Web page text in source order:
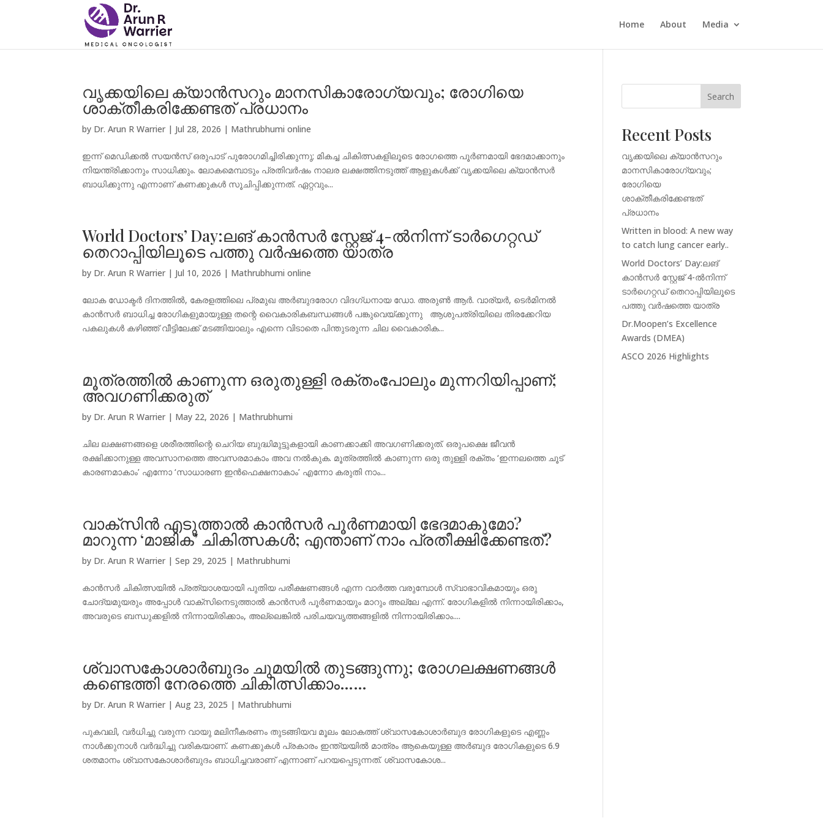
Home About Media
വൃക്കയിലെ ക്യാൻസറും മാനസികാരോഗ്യവും; രോഗിയെ
ശാക്തീകരിക്കേണ്ടത് പ്രധാനം
by Dr. Arun R Warrier | Jul 28, 2026 | Mathrubhumi online
ഇന്ന് മെഡിക്കല്‍ സയന്‍സ് ഒരുപാട് പുരോഗമിച്ചിരിക്കുന്നു; മികച്ച ചികിത്സകളിലൂടെ രോഗത്തെ പൂര്‍ണമായി ഭേദമാക്കാനും
നിയന്ത്രിക്കാനും സാധിക്കും. ലോകമെമ്പാടും പ്രതിവർഷം നാലര ലക്ഷത്തിനടുത്ത് ആളുകൾക്ക് വൃക്കയിലെ ക്യാൻസർ
ബാധിക്കുന്നു എന്നാണ് കണക്കുകൾ സൂചിപ്പിക്കുന്നത്. ഏറ്റവും...
World Doctors’ Day:ലങ് കാൻസർ സ്റ്റേജ് 4-ൽനിന്ന്‌ ടാർഗെറ്റഡ്
തെറാപ്പിയിലൂടെ പത്തു വർഷത്തെ യാത്ര
by Dr. Arun R Warrier | Jul 10, 2026 | Mathrubhumi online
ലോക ഡോക്ടർ ദിനത്തിൽ, കേരളത്തിലെ പ്രമുഖ അർബുദരോഗ വിദഗ്‌ധനായ ഡോ. അരുൺ ആർ. വാര്യർ, ടെർമിനൽ
കാൻസർ ബാധിച്ച രോഗികളുമായുള്ള തന്റെ വൈകാരികബന്ധങ്ങൾ പങ്കുവെയ്ക്കുന്നു ആശുപത്രിയിലെ തിരക്കേറിയ
പകലുകൾ കഴിഞ്ഞ് വീട്ടിലേക്ക് മടങ്ങിയാലും എന്നെ വിടാതെ പിന്തുടരുന്ന ചില വൈകാരിക...
മൂത്രത്തിൽ കാണുന്ന ഒരുതുള്ളി രക്തംപോലും മുന്നറിയിപ്പാണ്;
അവഗണിക്കരുത്
by Dr. Arun R Warrier | May 22, 2026 | Mathrubhumi
ചില ലക്ഷണങ്ങളെ ശരീരത്തിന്റെ ചെറിയ ബുദ്ധിമുട്ടുകളായി കാണക്കാക്കി അവഗണിക്കരുത്. ഒരുപക്ഷെ ജീവൻ
രക്ഷിക്കാനുള്ള അവസാനത്തെ അവസരമാകാം അവ നൽകുക. മൂത്രത്തിൽ കാണുന്ന ഒരു തുള്ളി രക്തം ‘ഇന്നലത്തെ ചൂട്
കാരണമാകാം’ എന്നോ ‘സാധാരണ ഇൻഫെക്ഷനാകാം’ എന്നോ കരുതി നാം...
വാക്സിൻ എടുത്താൽ കാൻസർ പൂർണമായി ഭേദമാകുമോ?
മാറുന്ന ‘മാജിക്’ ചികിത്സകൾ; എന്താണ് നാം പ്രതീക്ഷിക്കേണ്ടത്?
by Dr. Arun R Warrier |Sep 29, 2025 | Mathrubhumi
കാൻസർ ചികിത്സയിൽ പ്രത്യാശയായി പുതിയ പരീക്ഷണങ്ങൾ എന്ന വാർത്ത വരുമ്പോൾ സ്വാഭാവികമായും ഒരു
ചോദ്യമുയരും അപ്പോൾ വാക്‌സിനെടുത്താൽ കാൻസർ പൂർണമായും മാറും അല്ലേ എന്ന്. രോഗികളിൽ നിന്നായിരിക്കാം,
അവരുടെ ബന്ധുക്കളിൽ നിന്നായിരിക്കാം, അല്ലെങ്കിൽ പരിചയവൃത്തങ്ങളിൽ നിന്നായിരിക്കാം....
ശ്വാസകോശാർബുദം ചുമയിൽ തുടങ്ങുന്നു; രോഗലക്ഷണങ്ങൾ
കണ്ടെത്തി നേരത്തെ ചികിത്സിക്കാം……
by Dr. Arun R Warrier |Aug 23, 2025 | Mathrubhumi
പുകവലി, വര്‍ധിച്ചു വരുന്ന വായു മലിനീകരണം തുടങ്ങിയവ മൂലം ലോകത്ത് ശ്വാസകോശാര്‍ബുദ രോഗികളുടെ എണ്ണം
നാൾക്കുനാൾ വർദ്ധിച്ചു വരികയാണ്. കണക്കുകൾ പ്രകാരം ഇന്ത്യയിൽ മാത്രം ആകെയുള്ള അര്‍ബുദ രോഗികളുടെ 6.9
ശതമാനം ശ്വാസകോശാര്‍ബുദം ബാധിച്ചവരാണ് എന്നാണ് പറയപ്പെടുന്നത്. ശ്വാസകോശ...
Search
Recent Posts
വൃക്കയിലെ ക്യാൻസറും
മാനസികാരോഗ്യവും;
രോഗിയെ
ശാക്തീകരിക്കേണ്ടത്
പ്രധാനം
Written in blood: A new way
to catch lung cancer early..
World Doctors’ Day:ലങ്
കാൻസർ സ്റ്റേജ് 4-ൽനിന്ന്‌
ടാർഗെറ്റഡ് തെറാപ്പിയിലൂടെ
പത്തു വർഷത്തെ യാത്ര
Dr.Moopen’s Excellence
Awards (DMEA)
ASCO 2026 Highlights